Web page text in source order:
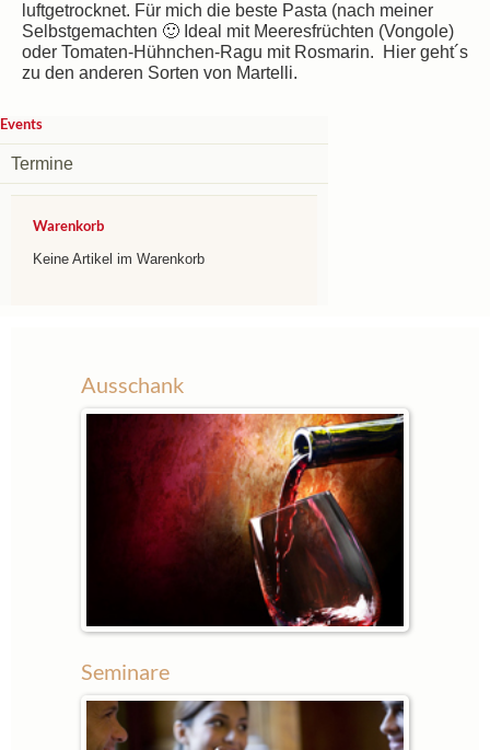
luftgetrocknet. Für mich die beste Pasta (nach meiner
Selbstgemachten 🙂 Ideal mit Meeresfrüchten (Vongole)
oder Tomaten-Hühnchen-Ragu mit Rosmarin. Hier geht´s
zu den anderen Sorten von Martelli.
Events
Termine
Warenkorb
Keine Artikel im Warenkorb
Ausschank
Seminare